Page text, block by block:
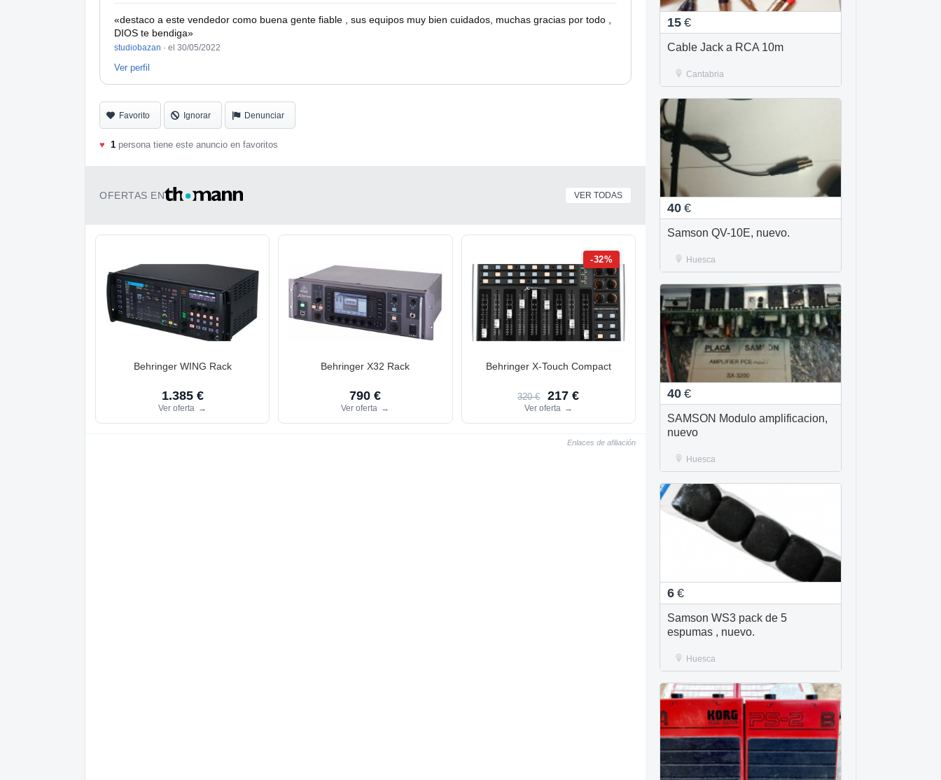
«destaco a este vendedor como buena gente fiable , sus equipos muy bien cuidados, muchas gracias por todo ,
DIOS te bendiga»
studiobazan · el 30/05/2022
Ver perfil
Favorito Ignorar Denunciar
♥ 1 persona tiene este anuncio en favoritos
OFERTAS EN VER TODAS
Behringer WING Rack
1.385 €
Ver oferta →
Behringer X32 Rack
790 €
Ver oferta →
-32%
Behringer X-Touch Compact
320 € 217 €
Ver oferta →
Enlaces de afiliación
15 €
Cable Jack a RCA 10m
Cantabria
40 €
Samson QV-10E, nuevo.
Huesca
40 €
SAMSON Modulo amplificacion,
nuevo
Huesca
6 €
Samson WS3 pack de 5
espumas , nuevo.
Huesca